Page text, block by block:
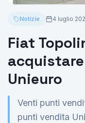
Notizie 4 luglio
Fiat
Unieuro
Venti punti
punti vendita